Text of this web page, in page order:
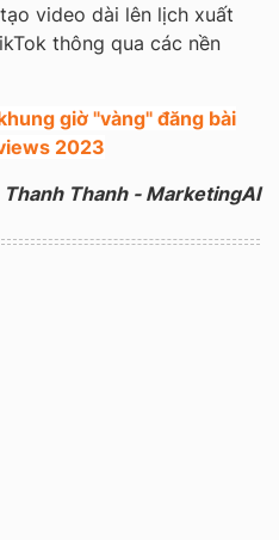
video dài lên lịch xuất
thông qua các nền
giờ "vàng" đăng bài
2023
Thanh Thanh - MarketingAI